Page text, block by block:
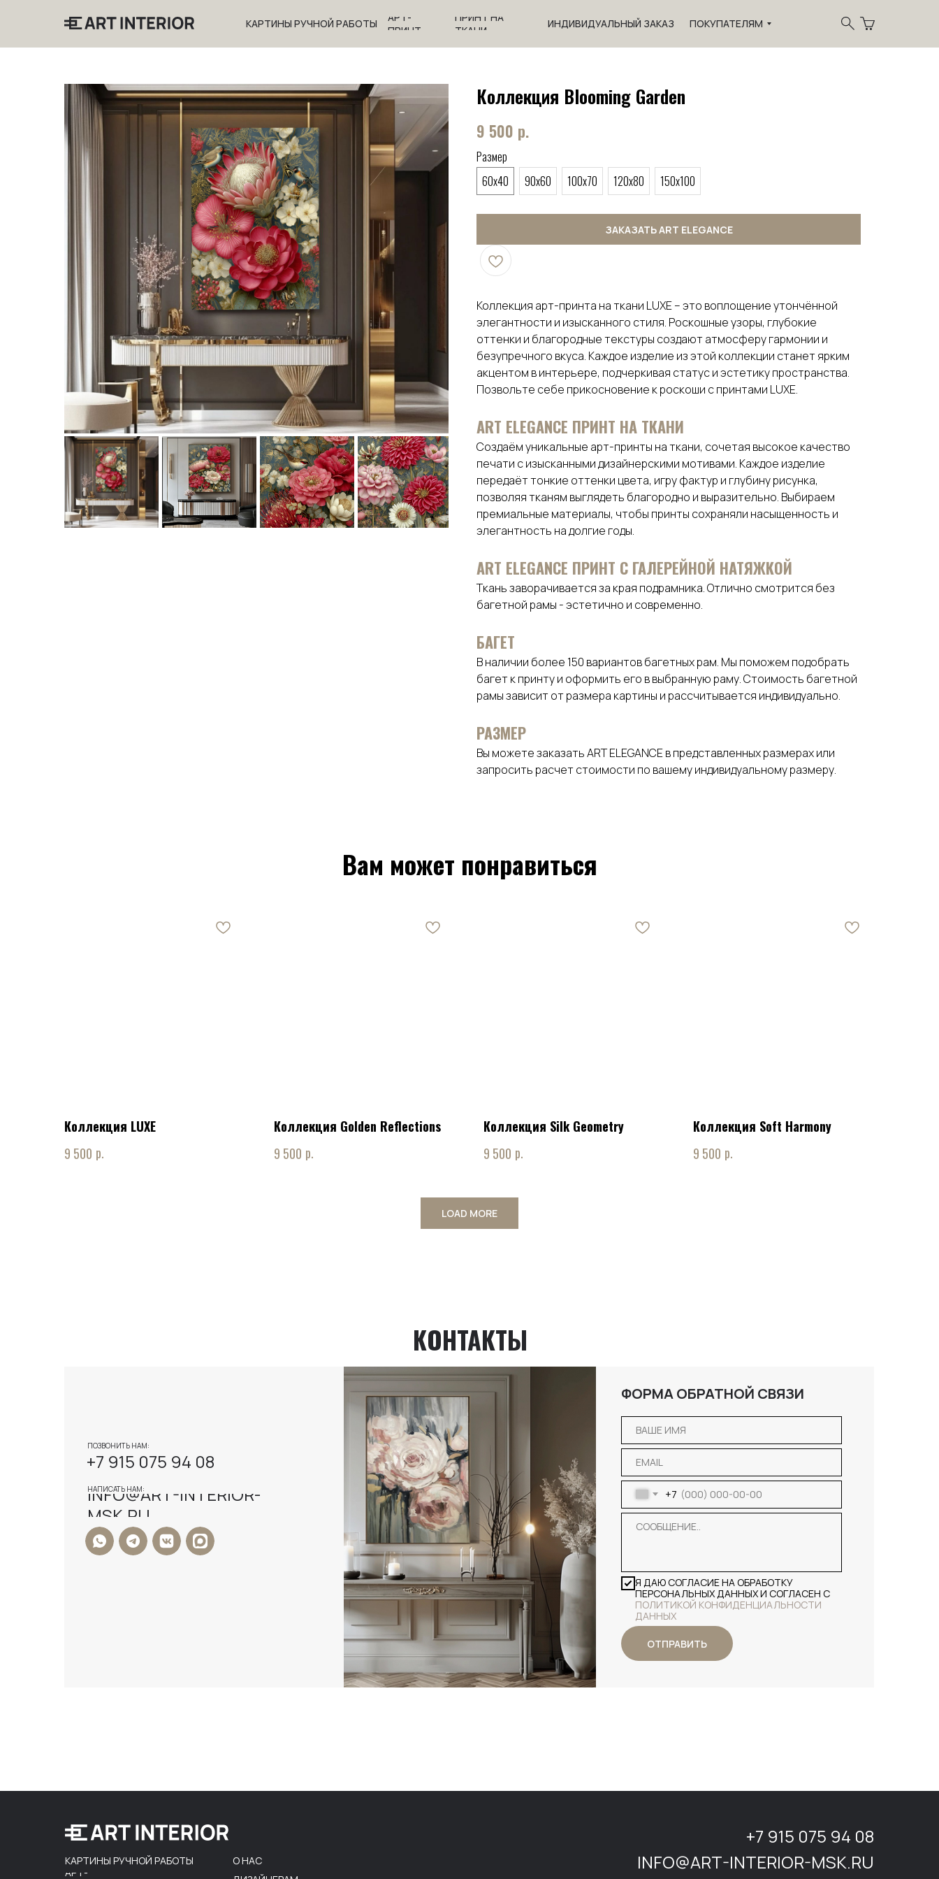
КАРТИНЫ РУЧНОЙ РАБОТЫ ИНДИВИДУАЛЬНЫЙ ЗАКАЗ ПОКУПАТЕЛЯМ
ПРИНТ НА
ТКАНИ
АРТ-
ПРИНТ
Коллекция Blooming Garden
9 500 р.
Размер
60x40
90x60 100x70 120x80 150x100
ЗАКАЗАТЬ ART ELEGANCE
Коллекция арт-принта на ткани LUXE – это воплощение утончённой
элегантности и изысканного стиля. Роскошные узоры, глубокие
оттенки и благородные текстуры создают атмосферу гармонии и
безупречного вкуса. Каждое изделие из этой коллекции станет ярким
акцентом в интерьере, подчеркивая статус и эстетику пространства.
Позвольте себе прикосновение к роскоши с принтами LUXE.
АRТ ELEGANCE ПРИНТ НА ТКАНИ
Создаём уникальные арт-принты на ткани, сочетая высокое качество
печати с изысканными дизайнерскими мотивами. Каждое изделие
передаёт тонкие оттенки цвета, игру фактур и глубину рисунка,
позволяя тканям выглядеть благородно и выразительно. Выбираем
премиальные материалы, чтобы принты сохраняли насыщенность и
элегантность на долгие годы.
ART ELEGANCE ПРИНТ С ГАЛЕРЕЙНОЙ НАТЯЖКОЙ
Ткань заворачивается за края подрамника. Отлично смотрится без
багетной рамы - эстетично и современно.
БАГЕТ
В наличии более 150 вариантов багетных рам. Мы поможем подобрать
багет к принту и оформить его в выбранную раму. Стоимость багетной
рамы зависит от размера картины и рассчитывается индивидуально.
РАЗМЕР
Вы можете заказать ART ELEGANCE в представленных размерах или
запросить расчет стоимости по вашему индивидуальному размеру.
Вам может понравиться
Коллекция LUXE
9 500 р.
Коллекция Golden Reflections
9 500 р.
Коллекция Silk Geometry
9 500 р.
Коллекция Soft Harmony
9 500 р.
LOAD MORE
КОНТАКТЫ
+7
Я ДАЮ СОГЛАСИЕ НА ОБРАБОТКУ
ПЕРСОНАЛЬНЫХ ДАННЫХ И СОГЛАСЕН С
ПОЛИТИКОЙ КОНФИДЕНЦИАЛЬНОСТИ
ДАННЫХ
ОТПРАВИТЬ
ФОРМА ОБРАТНОЙ СВЯЗИ
+7 915 075 94 08
ПОЗВОНИТЬ НАМ:
INFO@ART-INTERIOR-
MSK.RU
НАПИСАТЬ НАМ:
+7 915 075 94 08
INFO@ART-INTERIOR-MSK.RU
КАРТИНЫ РУЧНОЙ РАБОТЫ
О НАС
АРТ-